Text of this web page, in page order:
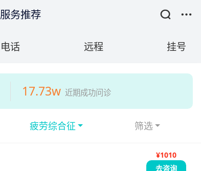
务推荐
电话 远程 挂号
17.73w 近期成功问诊
疲劳综合征 筛选
¥1010
去咨询